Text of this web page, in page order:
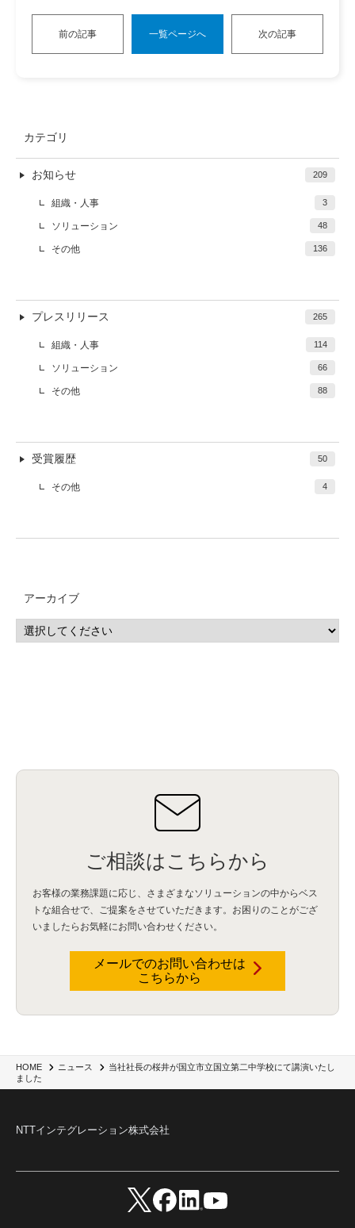
HOME ニュース
当社社長の桜井が国立市立国立第二中学校にて講演いたし
ました
前の記事 一覧ページへ 次の記事
カテゴリ
お知らせ 209
組織・人事 3
ソリューション 48
その他 136
プレスリリース 265
組織・人事 114
ソリューション 66
その他 88
受賞履歴 50
その他 4
アーカイブ
ご相談はこちらから
お客様の業務課題に応じ、さまざまなソリューションの中からベス
トな組合せで、
ご提案をさせていただきます。お困りのことがござ
いましたらお気軽にお問い合わせください。
メールでのお問い合わせは
こちらから
NTTインテグレーション株式会社